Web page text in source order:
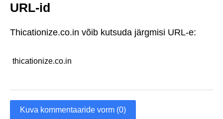
URL-id
Thicationize.co.in võib kutsuda järgmisi URL-e:
thicationize.co.in
Kuva kommentaaride vorm (0)